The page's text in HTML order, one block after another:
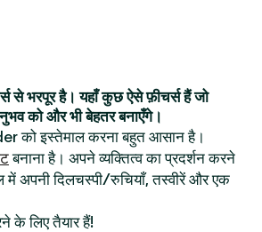
से भरपूर है। यहाँ कुछ ऐसे फ़ीचर्स हैं जो
को और भी बेहतर बनाएँगे।
को इस्तेमाल करना बहुत आसान है।
बनाना है। अपने व्यक्तित्व का प्रदर्शन करने
में अपनी दिलचस्पी/रुचियाँ, तस्वीरें और एक
के लिए तैयार हैं!